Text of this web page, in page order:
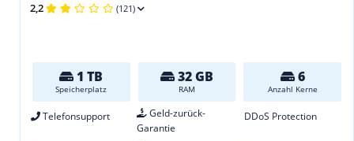
2,2 (121)
1 TB
Speicherplatz
32 GB
RAM
6
Anzahl Kerne
Telefonsupport
Geld-zurück-
Garantie
DDoS Protection